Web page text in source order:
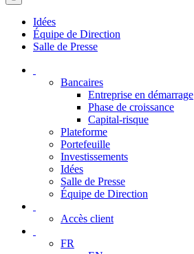
Idées
Équipe de Direction
Salle de Presse
Bancaires
Entreprise en démarrage
Phase de croissance
Capital-risque
Plateforme
Portefeuille
Investissements
Idées
Salle de Presse
Équipe de Direction
Accès client
FR